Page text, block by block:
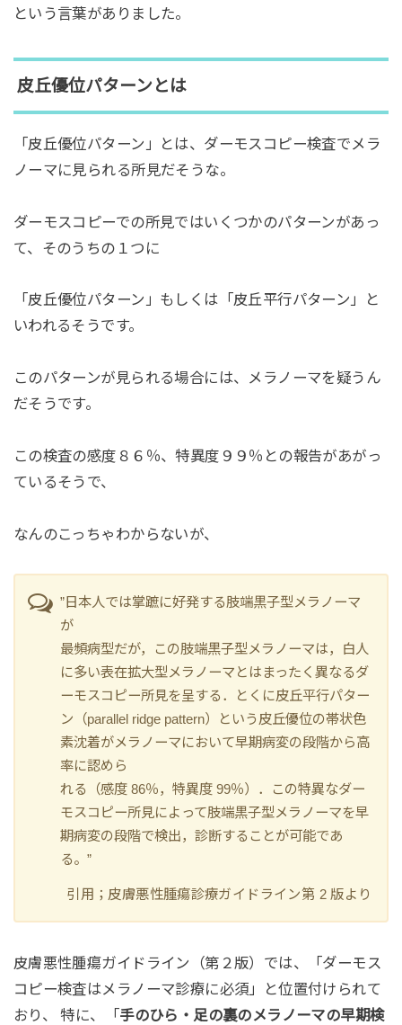
という言葉がありました。
皮丘優位パターンとは
「皮丘優位パターン」とは、ダーモスコピー検査でメラ
ノーマに見られる所見だそうな。
ダーモスコピーでの所見ではいくつかのパターンがあっ
て、そのうちの１つに
「皮丘優位パターン」もしくは「皮丘平行パターン」と
いわれるそうです。
このパターンが見られる場合には、メラノーマを疑うん
だそうです。
この検査の感度８６％、特異度９９％との報告があがっ
ているそうで、
なんのこっちゃわからないが、
”日本人では掌蹠に好発する肢端黒子型メラノーマ
が
最頻病型だが，この肢端黒子型メラノーマは，白人
に多い表在拡大型メラノーマとはまったく異なるダ
ーモスコピー所見を呈する．とくに皮丘平行パター
ン（parallel ridge pattern）という皮丘優位の帯状色
素沈着がメラノーマにおいて早期病変の段階から高
率に認めら
れる（感度 86％，特異度 99％）．この特異なダー
モスコピー所見によって肢端黒子型メラノーマを早
期病変の段階で検出，診断することが可能であ
る。”
引用；皮膚悪性腫瘍診療ガイドライン第 2 版より
皮膚悪性腫瘍ガイドライン（第２版）では、「ダーモス
コピー検査はメラノーマ診療に必須」と位置付けられて
おり、 特に、「手のひら・足の裏のメラノーマの早期検